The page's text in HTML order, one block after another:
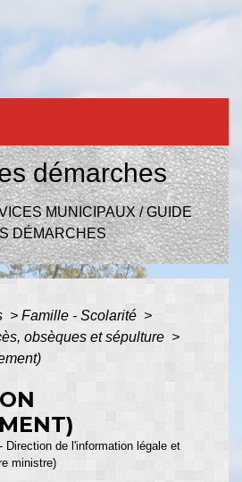
démarches
MUNICIPAUX/GUIDE
DÉMARCHES
> Famille - Scolarité >
obsèques et sépulture >
Direction de l'information légale et
ministre)